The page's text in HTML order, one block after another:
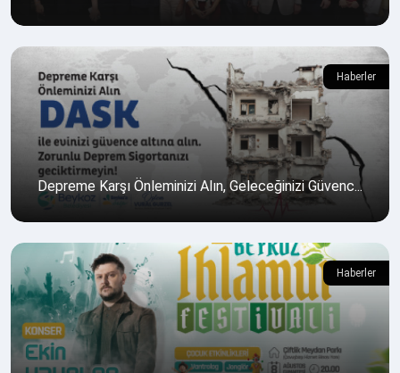
Depreme Karşı Önleminizi Alın, Geleceğinizi Güvenc...
Haberler
Haberler